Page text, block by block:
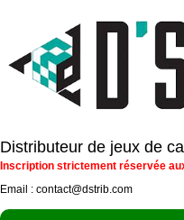
Distributeur de jeux de
Inscription strictement réservée
Email : contact@dstrib.com